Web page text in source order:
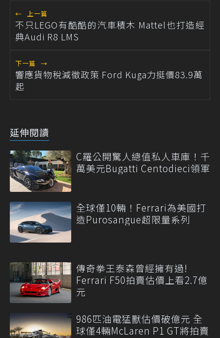
← 上一篇
不只LEGO有酷酷的汽車積木 Mattel也打造經
典Audi R8 LMS
下一篇 →
響應貨物稅減徵政策 Ford Kuga力挺價83.9萬
起
延伸閱讀
C羅公開驚人總值私人車庫！千
萬美元Bugatti Centodieci領軍
全球僅10輛！Ferrari為美國打
造Purosangue超限量系列
傳奇拳王泰森曾經擁有過!
Ferrari F50拍賣估價上看2.7億
元
986匹油電猛獸估價破億元 全
球僅4輛McLaren P1 GT將拍賣